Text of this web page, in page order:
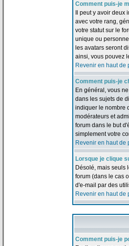
Comment puis-je
Il peut y avoir
avec votre rang,
votre statut sur le
unique ou
les avatars seront
ainsi, vous pouvez
Revenir en haut de
Comment puis-je
En général, vous
dans les sujets de
indiquer le nombre
modérateurs et
forum dans le but
simplement votre
Revenir en haut de
Lorsque je clique
Désolé, mais seuls
forum (dans le cas
d'e-mail par des
Revenir en haut de
Comment puis-je